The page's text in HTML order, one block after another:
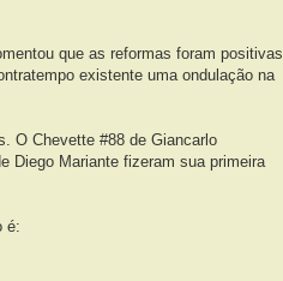
que as reformas foram positivas
existente uma ondulação na
O Chevette #88 de Giancarlo
Diego Mariante fizeram sua primeira
é: